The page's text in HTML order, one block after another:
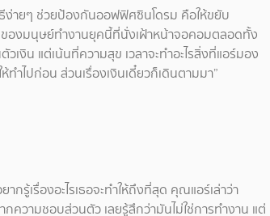
ายๆ ช่วยป้องกันออฟฟิศซินโดรม คือให้ขยับ
องมนุษย์ทำงานยุคนี้ที่นั่งเฝ้าหน้าจอคอมตลอดทั้ง
เงิน แต่เน้นที่ความสุข เวลาจะทำอะไรสิ่งที่แอร์มอง
ทำไปก่อน ส่วนเรื่องเงินเดี๋ยวก็เดินตามมา”
กรู้เรื่องอะไรเธอจะทำให้ถึงที่สุด คุณแอร์เล่าว่า
วามชอบส่วนตัว เลยรู้สึกว่ามันไม่ใช่การทำงาน แต่